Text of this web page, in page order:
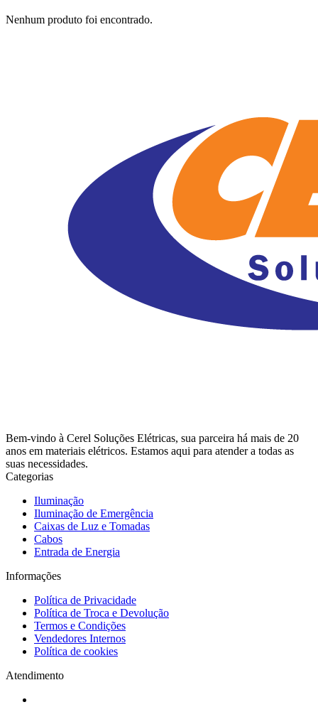
Nenhum produto foi encontrado.
Bem-vindo à Cerel Soluções Elétricas, sua parceira há mais de 20
anos em materiais elétricos. Estamos aqui para atender a todas as
suas necessidades.
Categorias
Iluminação
Iluminação de Emergência
Caixas de Luz e Tomadas
Cabos
Entrada de Energia
Informações
Política de Privacidade
Política de Troca e Devolução
Termos e Condições
Vendedores Internos
Política de cookies
Atendimento